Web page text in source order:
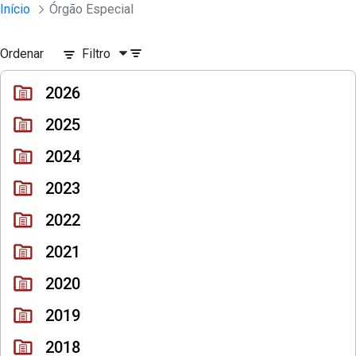
Pular para o Conteúdo principal
Sessões e Reuniões - Documentos
Início Órgão Especial
Ordenar Filtro
2026
2025
2024
2023
2022
2021
2020
2019
2018